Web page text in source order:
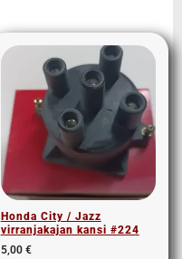
Honda City / Jazz
virranjakajan kansi #224
5,00 €